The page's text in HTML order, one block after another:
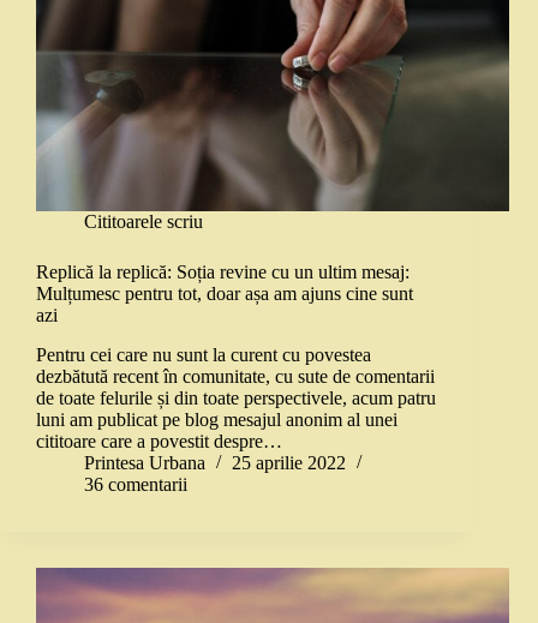
Cititoarele scriu
Replică la replică: Soția revine cu un ultim mesaj:
Mulțumesc pentru tot, doar așa am ajuns cine sunt
azi
Pentru cei care nu sunt la curent cu povestea
dezbătută recent în comunitate, cu sute de comentarii
de toate felurile și din toate perspectivele, acum patru
luni am publicat pe blog mesajul anonim al unei
cititoare care a povestit despre…
Printesa Urbana
25 aprilie 2022
36 comentarii